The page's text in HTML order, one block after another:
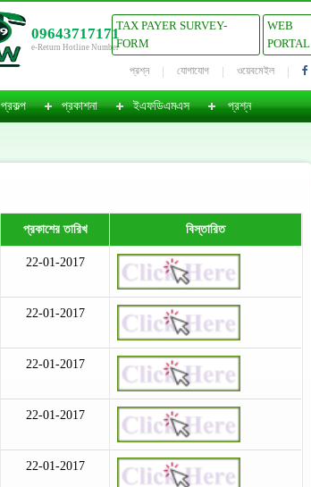
09643717171
e-Return Hotline Number
TAX PAYER SURVEY-
FORM
WEB
PORTAL
প্রশ্ন যোগাযোগ ওয়েবমেইল
প্রকল্প প্রকাশনা ইএফডিএমএস প্রশ্ন
প্রকাশের তারিখ বিস্তারিত
22-01-2017
22-01-2017
22-01-2017
22-01-2017
22-01-2017